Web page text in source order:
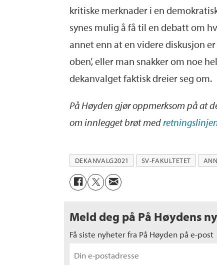
kritiske merknader i en
synes mulig å få til en debatt om
annet enn at en videre diskusjon
oben’, eller man snakker om noe
dekanvalget faktisk dreier seg om.
På Høyden gjør oppmerksom på at
om innlegget brøt med
DEKANVALG2021 SV-FAKULTETET
Meld deg på På Høydens
Få siste nyheter fra På Høyden på e-post